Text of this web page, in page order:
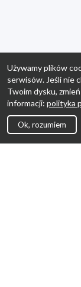
Używamy plików
serwisów. Jeśli nie
Twoim dysku,
informacji: polityka
Ok, rozumiem